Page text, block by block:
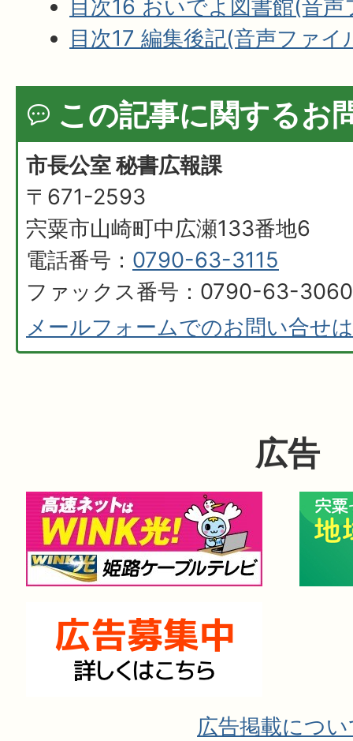
目次16 おいでよ図書館(音
目次17 編集後記(音声ファイ
この記事に関するお
市長公室 秘書広報課
〒671-2593
宍粟市山崎町中広瀬133番地6
電話番号： 0790-63-3115
ファックス番号：0790-63-3060
メールフォームでのお問い合せ
広告
広告掲載につ